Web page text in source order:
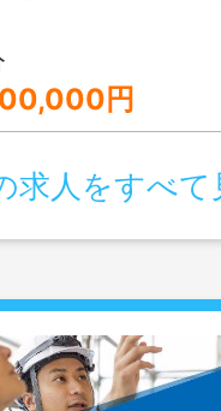
ーニング（勉強
囲：変更なし（
円
求人をすべて